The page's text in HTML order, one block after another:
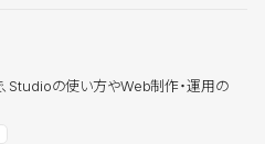
Studioの使い方やWeb制作・運用の